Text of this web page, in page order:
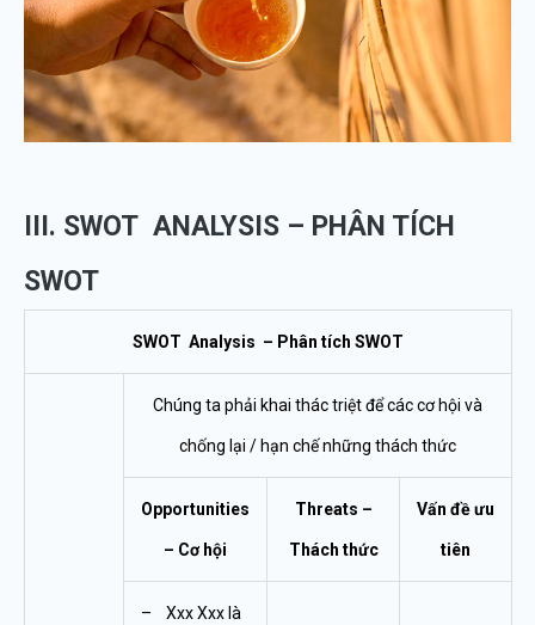
III. SWOT ANALYSIS – PHÂN TÍCH
SWOT
SWOT Analysis – Phân tích SWOT
Chúng ta phải khai thác triệt để các cơ hội và
chống lại / hạn chế những thách thức
Opportunities
– Cơ hội
Threats –
Thách thức
Vấn đề ưu
tiên
– Xxx Xxx là